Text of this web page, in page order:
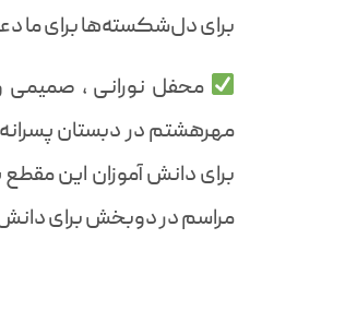
برای دل‌شکسته‌ها برای ما
محفل نورانی ، صمیمی
مهرهشتم در دبستان
برای دانش آموزان این
مراسم در دوبخش برای دانش